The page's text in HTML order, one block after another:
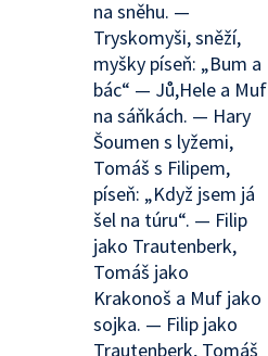
na sněhu. —
Tryskomyši, sněží,
myšky píseň: „Bum a
bác“ — Jů,Hele a Muf
na sáňkách. — Hary
Šoumen s lyžemi,
Tomáš s Filipem,
píseň: „Když jsem já
šel na túru“. — Filip
jako Trautenberk,
Tomáš jako
Krakonoš a Muf jako
sojka. — Filip jako
Trautenberk, Tomáš